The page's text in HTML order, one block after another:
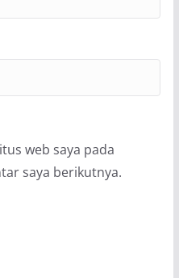
web saya pada
saya berikutnya.